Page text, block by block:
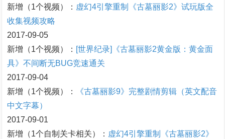
新增（1个视频）： 虚幻4引擎重制《古墓丽影2》试玩版全
收集视频攻略
2017-09-05
新增（1个视频）： [世界纪录]《古墓丽影2黄金版：黄金面
具》不间断无BUG竞速通关
2017-09-04
新增（1个视频）：
《古墓丽影9》完整剧情剪辑（英文配音
中文字幕）
2017-09-01
新增（1个自制关卡相关）： 虚幻4引擎重制《古墓丽影2》